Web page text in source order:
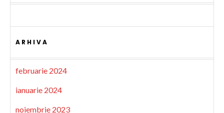
ARHIVA
februarie 2024
ianuarie 2024
noiembrie 2023